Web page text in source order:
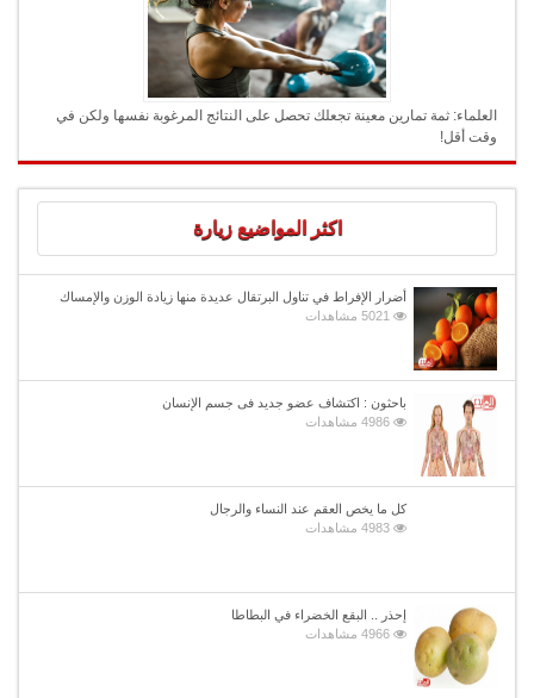
العلماء: ثمة تمارين معينة تجعلك تحصل على النتائج المرغوبة نفسها ولكن في
وقت أقل!
اكثر المواضيع زيارة
أضرار الإفراط في تناول البرتقال عديدة منها زيادة الوزن والإمساك
5021 مشاهدات
باحثون : اكتشاف عضو جديد فى جسم الإنسان
4986 مشاهدات
كل ما يخص العقم عند النساء والرجال
4983 مشاهدات
إحذر .. البقع الخضراء في البطاطا
4966 مشاهدات